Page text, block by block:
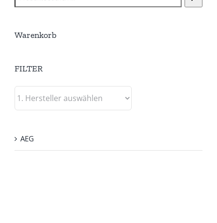
Warenkorb
FILTER
AEG